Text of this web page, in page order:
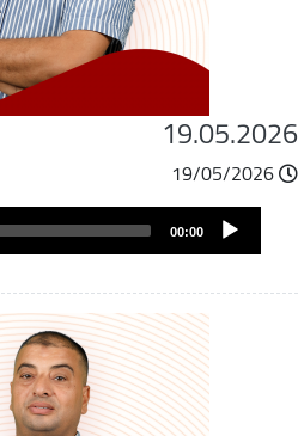
19/05/2026
ملفAudio
Player
00:00